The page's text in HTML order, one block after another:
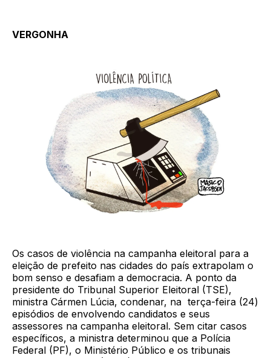
VERGONHA
Os casos de violência na campanha eleitoral para a
eleição de prefeito nas cidades do país extrapolam o
bom senso e desafiam a democracia. A ponto da
presidente do Tribunal Superior Eleitoral (TSE),
ministra Cármen Lúcia, condenar, na terça-feira (24)
episódios de envolvendo candidatos e seus
assessores na campanha eleitoral. Sem citar casos
específicos, a ministra determinou que a Polícia
Federal (PF), o Ministério Público e os tribunais